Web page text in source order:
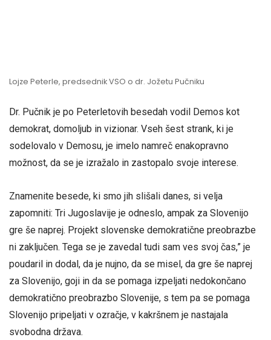
Lojze Peterle, predsednik VSO o dr. Jožetu Pučniku
Dr. Pučnik je po Peterletovih besedah vodil Demos kot
demokrat, domoljub in vizionar. Vseh šest strank, ki je
sodelovalo v Demosu, je imelo namreč enakopravno
možnost, da se je izražalo in zastopalo svoje interese.
Znamenite besede, ki smo jih slišali danes, si velja
zapomniti: Tri Jugoslavije je odneslo, ampak za Slovenijo
gre še naprej. Projekt slovenske demokratične preobrazbe
ni zaključen. Tega se je zavedal tudi sam ves svoj čas,” je
poudaril in dodal, da je nujno, da se misel, da gre še naprej
za Slovenijo, goji in da se pomaga izpeljati nedokončano
demokratično preobrazbo Slovenije, s tem pa se pomaga
Slovenijo pripeljati v ozračje, v kakršnem je nastajala
svobodna država.